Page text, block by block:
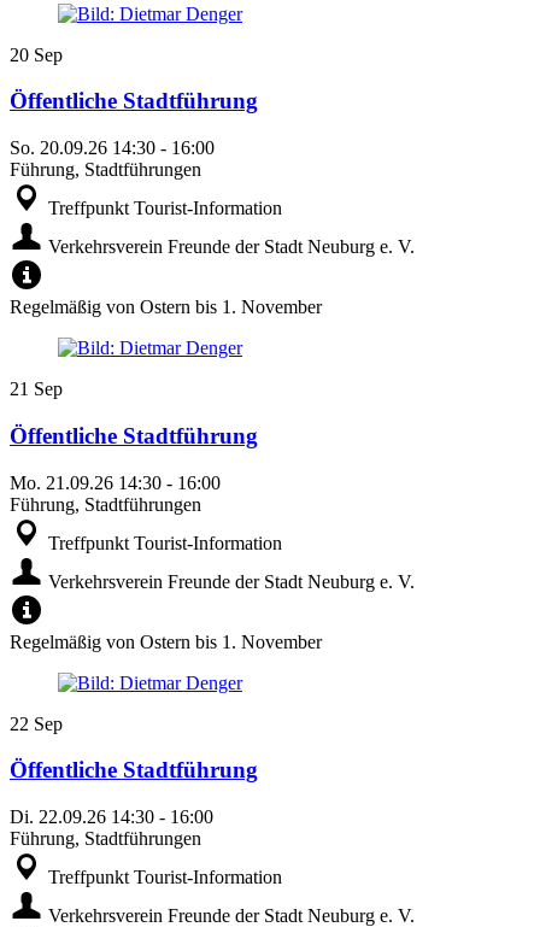
20 Sep
Öffentliche Stadtführung
So. 20.09.26 14:30 - 16:00
Führung, Stadtführungen
Treffpunkt Tourist-Information
Verkehrsverein Freunde der Stadt Neuburg e. V.
Regelmäßig von Ostern bis 1. November
21 Sep
Öffentliche Stadtführung
Mo. 21.09.26 14:30 - 16:00
Führung, Stadtführungen
Treffpunkt Tourist-Information
Verkehrsverein Freunde der Stadt Neuburg e. V.
Regelmäßig von Ostern bis 1. November
22 Sep
Öffentliche Stadtführung
Di. 22.09.26 14:30 - 16:00
Führung, Stadtführungen
Treffpunkt Tourist-Information
Verkehrsverein Freunde der Stadt Neuburg e. V.